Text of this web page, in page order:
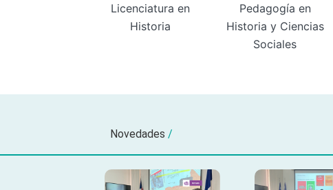
Licenciatura en
Historia
Pedagogía en
Historia y Ciencias
Sociales
Novedades /